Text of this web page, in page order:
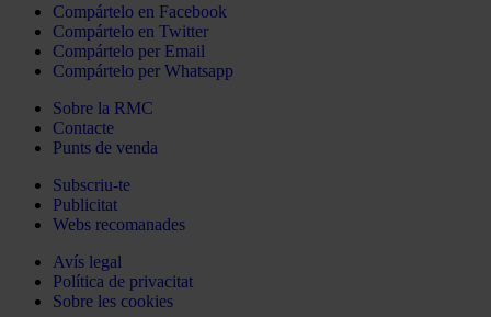
Compártelo en Facebook
Compártelo en Twitter
Compártelo per Email
Compártelo per Whatsapp
Sobre la RMC
Contacte
Punts de venda
Subscriu-te
Publicitat
Webs recomanades
Avís legal
Política de privacitat
Sobre les cookies